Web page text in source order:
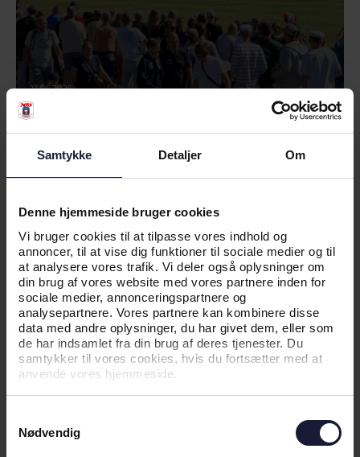
Samtykke Detaljer Om
Denne hjemmeside bruger cookies
Vi bruger cookies til at tilpasse vores indhold og
annoncer, til at vise dig funktioner til sociale medier og til
at analysere vores trafik. Vi deler også oplysninger om
din brug af vores website med vores partnere inden for
sociale medier, annonceringspartnere og
analysepartnere. Vores partnere kan kombinere disse
data med andre oplysninger, du har givet dem, eller som
de har indsamlet fra din brug af deres tjenester. Du
samtykker til vores cookies, hvis du fortsætter med at
anvende vores hjemmeside.
Nødvendig
23.06.2026
VI SES I EBELTOFT